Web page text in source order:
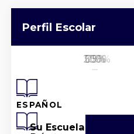
Perfil Escolar
ESPAÑOL
Su Escuela
0%
25%
50%
75%
100%